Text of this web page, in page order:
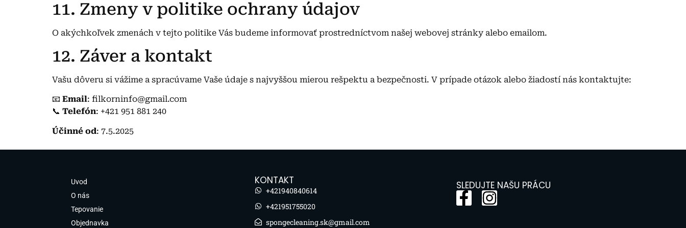
11. Zmeny v politike ochrany údajov
O akýchkoľvek zmenách v tejto politike Vás budeme informovať prostredníctvom našej webovej stránky alebo emailom.
12. Záver a kontakt
Vašu dôveru si vážime a spracúvame Vaše údaje s najvyššou mierou rešpektu a bezpečnosti. V prípade otázok alebo žiadostí nás kontaktujte:
📧 Email: filkorninfo@gmail.com
📞 Telefón: +421 951 881 240
Účinné od: 7.5.2025
Uvod
O nás
Tepovanie
Objednavka
KONTAKT
+421940840614
+421951755020
spongecleaning.sk@gmail.com
SLEDUJTE NAŠU PRÁCU